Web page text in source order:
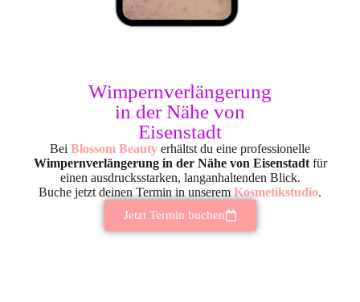
Wimpernverlängerung
in der Nähe von
Eisenstadt
Bei Blossom Beauty erhältst du eine professionelle
Wimpernverlängerung in der Nähe von Eisenstadtfür
einen ausdrucksstarken, langanhaltenden Blick.
Buche jetzt deinen Termin in unserem Kosmetikstudio.
Jetzt Termin buchen